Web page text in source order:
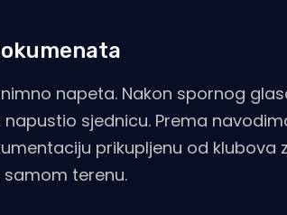
napeta. Nakon spornog
sjednicu. Prema
prikupljenu od klubova
terenu.